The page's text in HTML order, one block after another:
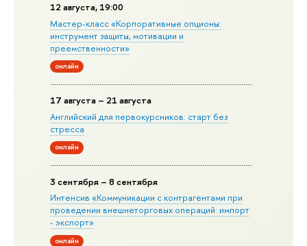
12 августа, 19:00
Мастер-класс «Корпоративные опционы:
инструмент защиты, мотивации и
преемственности»
онлайн
17 августа – 21 августа
Английский для первокурсников: старт без
стресса
онлайн
3 сентября – 8 сентября
Интенсив «Коммуникации с контрагентами при
проведении внешнеторговых операций: импорт
- экспорт»
онлайн